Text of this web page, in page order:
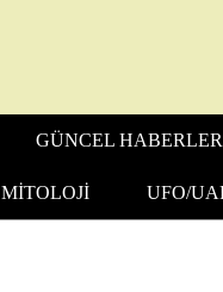
GÜNCEL HABERLER
MITOLOJI UFO/